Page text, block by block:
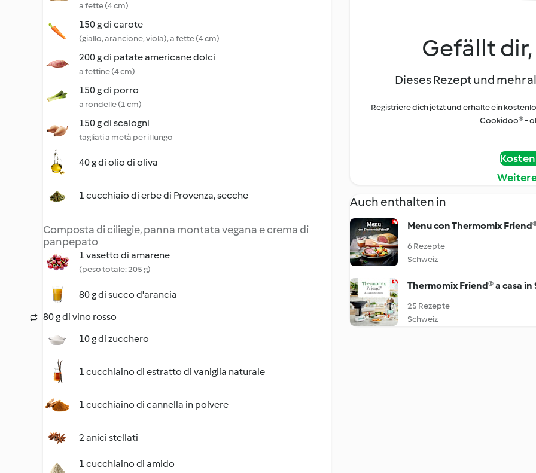
a fette (4 cm)
150 g di carote
(giallo, arancione, viola), a fette (4 cm)
200 g di patate americane dolci
a fettine (4 cm)
150 g di porro
a rondelle (1 cm)
150 g di scalogni
tagliati a metà per il lungo
40 g di olio di oliva
1 cucchiaio di erbe di Provenza, secche
Composta di ciliegie, panna montata vegana e crema di
panpepato
1 vasetto di amarene
(peso totale: 205 g)
80 g di succo d'arancia
80 g di vino rosso
10 g di zucchero
1 cucchiaino di estratto di vaniglia naturale
1 cucchiaino di cannella in polvere
2 anici stellati
1 cucchiaino di amido
Gefällt
Dieses Rezept und mehr
Registriere dich jetzt und erhalte ein
Cookidoo® -
Auch enthalten in
Menu con Thermomix
6 Rezepte
Schweiz
Thermomix Friend® a casa in
25 Rezepte
Schweiz